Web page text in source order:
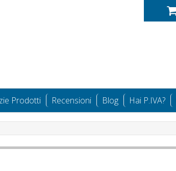
Prodotti Recensioni Blog Hai P.IVA?